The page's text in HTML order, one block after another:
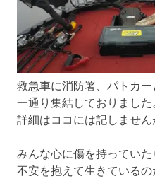
救急車に消防署、パトカー
一通り集結しておりました
詳細はココには記しません
みんな心に傷を持っていた
不安を抱えて生きているの